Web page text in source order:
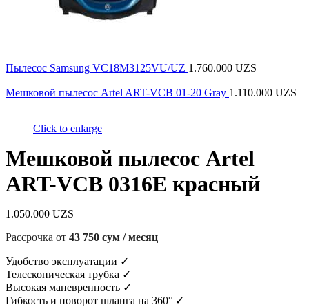
Пылесос Samsung VC18M3125VU/UZ 1.760.000 UZS
Мешковой пылесос Artel ART-VCB 01-20 Gray 1.110.000 UZS
Click to enlarge
Мешковой пылесос Artel
ART-VCB 0316E красный
1.050.000 UZS
Рассрочка от 43 750 сум / месяц
Удобство эксплуатации ✓
Телескопическая трубка ✓
Высокая маневренность ✓
Гибкость и поворот шланга на 360° ✓